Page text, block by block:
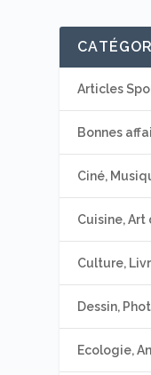
Articles
Bonnes
Ciné,
Cuisine, Art
Culture,
Dessin,
Ecologie,